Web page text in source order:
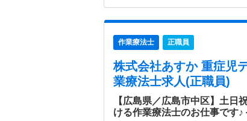
作業療法士 正職員
株式会社あすか 重症児
業療法士求人(正職員)
【広島県／広島市中区】土
ける作業療法士のお仕事です♪